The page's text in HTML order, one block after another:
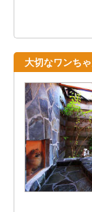
大切なワンち